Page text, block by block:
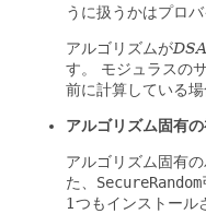
うに扱うかはプロ
アルゴリズムがDSA
す。
モジュラスの
前に計算している場
アルゴリズム固有
アルゴリズム固有
た、 SecureRandom
1つもインストール